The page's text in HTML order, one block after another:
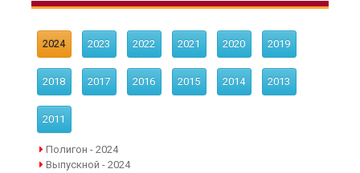
2024 2023 2022 2021 2020 2019
2018 2017 2016 2015 2014 2013
2011
Полигон - 2024
Выпускной - 2024